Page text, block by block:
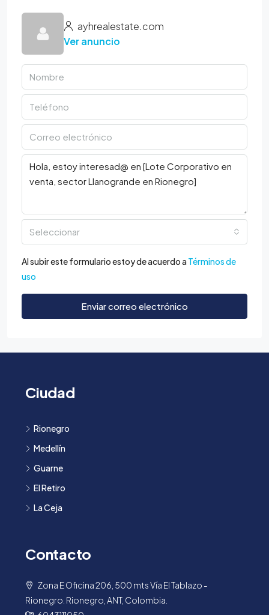
ayhrealestate.com
Ver anuncio
Seleccionar
Al subir este formulario estoy de acuerdo a Términos de
uso
Enviar correo electrónico
Ciudad
Rionegro
Medellín
Guarne
El Retiro
La Ceja
Contacto
Zona E Oficina 206, 500 mts Vía El Tablazo -
Rionegro. Rionegro, ANT, Colombia.